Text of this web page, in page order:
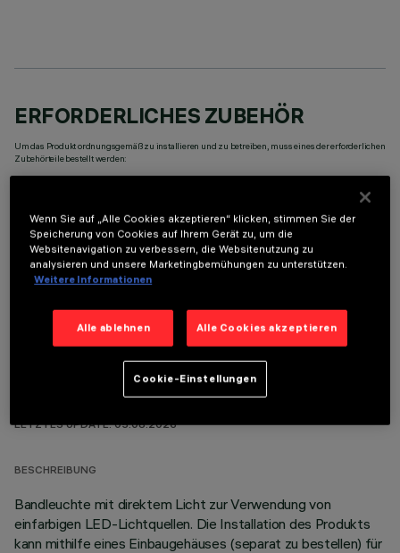
ERFORDERLICHES ZUBEHÖR
Um das Produkt ordnungsgemäß zu installieren und zu betreiben, muss eines der erforderlichen
Zubehörteile bestellt werden:
OPTIONALE KOMPONENTEN
TECHNISCHE DATEN
LETZTES UPDATE: 05.08.2026
BESCHREIBUNG
Bandleuchte mit direktem Licht zur Verwendung von
einfarbigen LED-Lichtquellen. Die Installation des Produkts
kann mithilfe eines Einbaugehäuses (separat zu bestellen) für
Wenn Sie auf „Alle Cookies akzeptieren“ klicken, stimmen Sie der
Speicherung von Cookies auf Ihrem Gerät zu, um die
Websitenavigation zu verbessern, die Websitenutzung zu
analysieren und unsere Marketingbemühungen zu unterstützen.
Weitere Informationen
Alle ablehnen Alle Cookies akzeptieren
Cookie-Einstellungen